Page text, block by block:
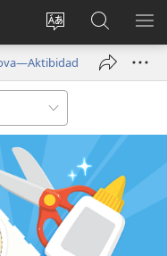
Baliwan
ti
lengguahe
ti
site
Ag-
log
In
(manglukat
iti
a
window)
Agbirok
iti
JW.ORG